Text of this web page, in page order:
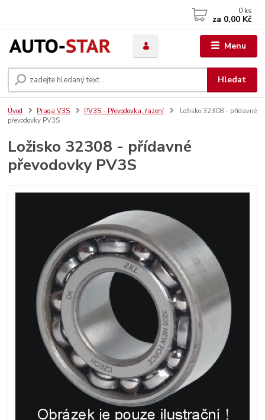
Menu
Hledat
0 ks
za 0,00 Kč
Úvod Praga V3S PV3S - Převodovka, řazení
Ložisko 32308 - přídavné
převodovky PV3S
Ložisko 32308 - přídavné
převodovky PV3S